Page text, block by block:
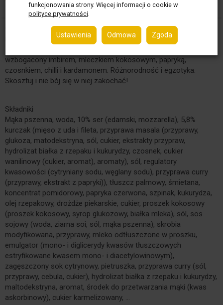
Guseppe Chicken curry - ta nieco tajemnicza pizza zaskakuje
rozmaitością składników i oryginalnych tajskich smaków.
wzbogacony imbirem, mleczkiem kokosowym, papryką,
czosnkiem, chilli i kardamonem. Różnorodność i egzotyka.
Skosztuj i nie bój się w niej zakochać!
Składniki
Mąka pszenna, woda, 10% ser (edamski, mozzarella), 5,8%
kurczak (mięso z uda i fileta, przyprawa masala (przyprawy,
glukoza, matodekstryna, sól, cukier, ekstrakty przypraw,
hydrolizat białka z rzepaku i kukurydzy, czosnek, cukier
wanilinowy (cukier, aromat), aromaty), sól, regulatory
kwasowości (cytryniany sodu, węglany sodu), przyprawa curry
(przyprawy, ekstrakt z papryki)), tłuszcz palmowy, śmietana,
koncentrat pomidorowy, papryka czerwona, szpinak, kukurydza,
olej rzepakowy, drożdże piekarskie, cukier, proszek kokosowy
(proszek kokosowy, syrop glukozowy, białka mleka), sól, sos
sojowy (woda, ziarna soi, sól, mąka pszenna), skrobia
modyfikowana, przyprawy, mleko odtłuszczone w proszku,
emulgator (mono- i diglicerydy kwasów tłuszczowych
estryfikowane kwasem mono- i diacetylowinowym),
zagęszczony sok cytrynowy, pietruszka, przyprawa curry (sól,
przyprawy, cebula, cukier), hydrolizat białka z rzepaku i kukurydzy,
maltodekstryna, aromat, środek do przetwarzania mąki (kwas
askorbinowy), cukier karmelizowany, ...
funkcjonowania strony. Więcej informacji o cookie w
polityce prywatności
Ustawienia Odmowa Zgoda